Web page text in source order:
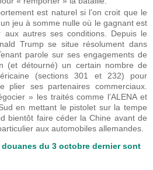
est naturel si l’on croit que le
jeu à somme nulle où le gagnant est
autres ses conditions. Depuis le
Trump se situe résolument dans
parole sur ses engagements de
(et détourné) un certain nombre de
(sections 301 et 232) pour
plier ses partenaires commerciaux.
» les traités comme l’ALENA et
en mettant le pistolet sur la tempe
bientôt faire céder la Chine avant de
aux automobiles allemandes.
du 3 octobre dernier sont